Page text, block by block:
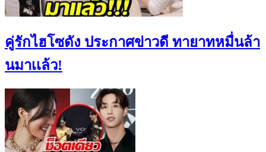
คู่รักไฮโซดัง ประกาศข่าวดี ทายาทหมื่นล้า
นมาเเล้ว!